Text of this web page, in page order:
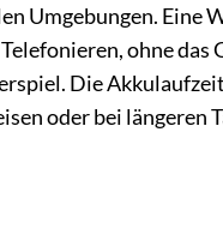
Umgebungen. Eine
ohne das
Die
oder bei längeren